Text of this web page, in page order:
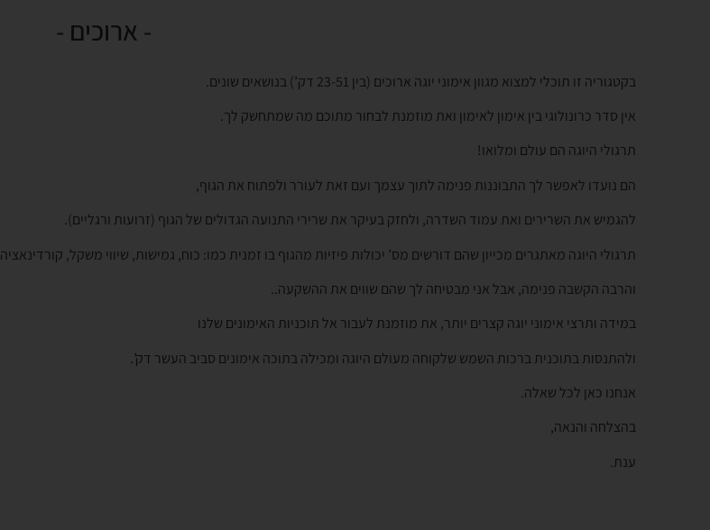
- ארוכים -
בקטגוריה זו תוכלי למצוא מגוון אימוני יוגה ארוכים (בין 23-51 דק’) בנושאים שונים.
אין סדר כרונולוגי בין אימון לאימון ואת מוזמנת לבחור מתוכם מה שמתחשק לך.
תרגולי היוגה הם עולם ומלואו!
הם נועדו לאפשר לך התבוננות פנימה לתוך עצמך ועם זאת לעורר ולפתוח את הגוף,
להגמיש את השרירים ואת עמוד השדרה, ולחזק בעיקר את שרירי התנועה הגדולים של הגוף (זרועות ורגליים).
תרגולי היוגה מאתגרים מכייון שהם דורשים מס’ יכולות פיזיות מהגוף בו זמנית כמו: כוח, גמישות, שיווי משקל, קורדינאציה
והרבה הקשבה פנימה, אבל אני מבטיחה לך שהם שווים את ההשקעה..
במידה ותרצי אימוני יוגה קצרים יותר, את מוזמנת לעבור אל תוכניות האימונים שלנו
ולהתנסות בתוכנית ברכות השמש שלקוחה מעולם היוגה ומכילה בתוכה אימונים סביב העשר דק’.
אנחנו כאן לכל שאלה.
בהצלחה והנאה,
ענת.